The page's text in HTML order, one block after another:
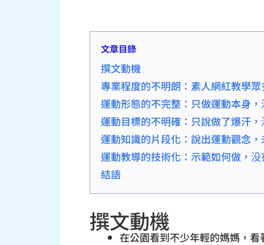
文章目錄
撰文動機
專業程度的不明朗：素人網紅教學
運動形態的不完整：只做運動本身
運動目標的不明確：只說做了爆汗
運動知識的片段化：說出運動觀念
運動教導的技術化：示範如何做，
結語
撰文動機
在公園看到不少年輕的媽媽，